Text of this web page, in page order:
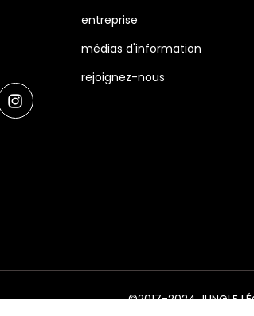
entreprise
médias d'information
rejoignez-nous
©2017-2024 JUNGLE